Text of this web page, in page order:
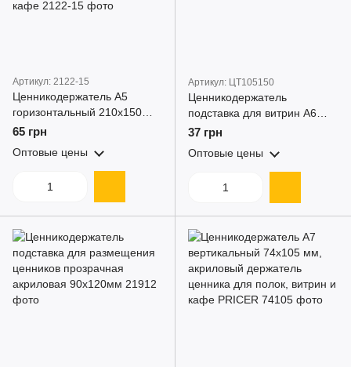
Артикул: 2122-15
Ценникодержатель А5
горизонтальный 210x150
мм, L-образный, 1.5 мм,
ценника для полок, витрин и
65 грн
Оптовые цены
Артикул: ЦТ105150
Ценникодержатель
подставка для витрин А6
вертикальная L-образная
акрила
37 грн
Оптовые цены